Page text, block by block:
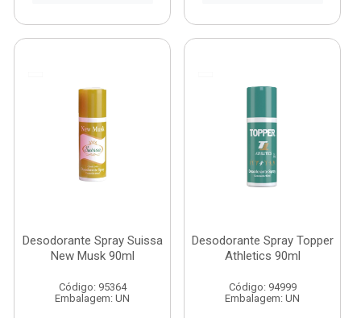
Desodorante Spray Suissa
New Musk 90ml
Código: 95364
Embalagem: UN
Desodorante Spray Topper
Athletics 90ml
Código: 94999
Embalagem: UN